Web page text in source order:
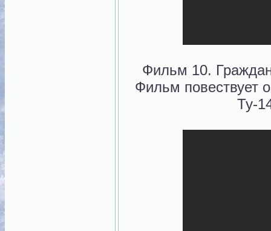
Фильм 10.
Фильм повествует
Ту-